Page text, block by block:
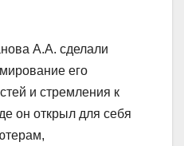
А.А. сделали
его
и стремления к
он открыл для себя